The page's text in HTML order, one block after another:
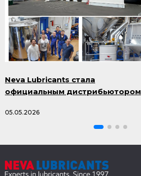
Neva Lubricants стала
официальным дистрибьютором
05.05.2026